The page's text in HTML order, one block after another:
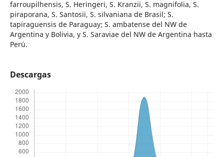
farroupilhensis, S. Heringeri, S. Kranzii, S. magnifolia, S.
piraporana, S. Santosii, S. silvaniana de Brasil; S.
tapiraguensis de Paraguay; S. ambatense del NW de
Argentina y Bolivia, y S. Saraviae del NW de Argentina hasta
Perú.
Descargas